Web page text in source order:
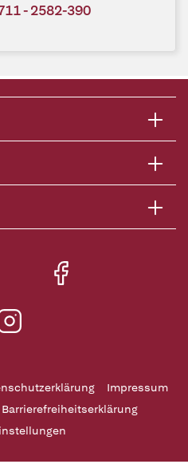
- 2582-390
Impressum
Barrierefreiheitserklärung